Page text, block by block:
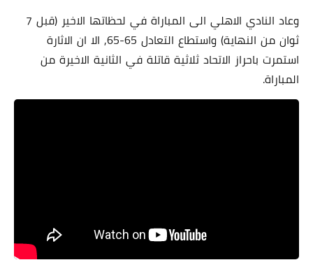
وعاد النادي الاهلي الى المباراة في لحظاتها الاخير (قبل 7
ثوان من النهاية) واستطاع التعادل 65-65, الا ان الاثارة
استمرت باحراز الاتحاد ثلاثية قاتلة في الثانية الاخيرة من
المباراة.